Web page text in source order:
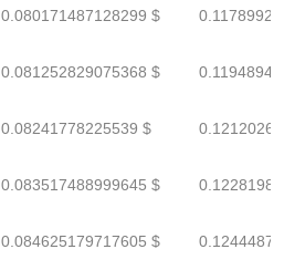
0.080171487128299 $
0.081252829075368 $
0.08241778225539 $
0.083517488999645 $
0.084625179717605 $